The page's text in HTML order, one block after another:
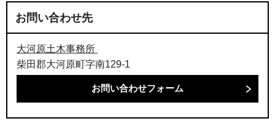
お問い合わせ先
大河原土木事務所
柴田郡大河原町字南129-1